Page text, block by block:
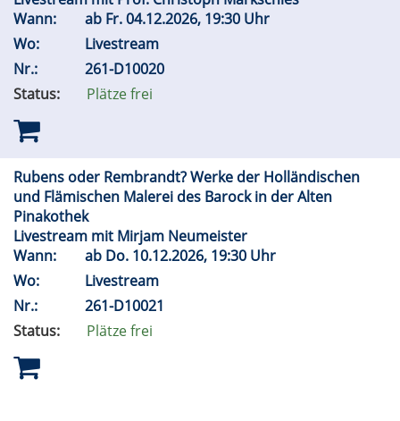
Wann:
ab Fr.04.12.2026, 19:30 Uhr
Wo:
Livestream
Nr.:
261-D10020
Status:
Plätze frei
Rubens oder Rembrandt? Werke der Holländischen
und Flämischen Malerei des Barock in der Alten
Pinakothek
Livestream mit Mirjam Neumeister
Wann:
ab Do. 10.12.2026, 19:30 Uhr
Wo:
Livestream
Nr.:
261-D10021
Status:
Plätze frei